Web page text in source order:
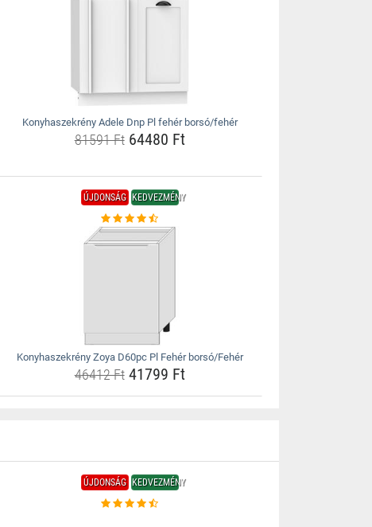
Konyhaszekrény Adele Dnp Pl fehér borsó/fehér
81591 Ft64480 Ft
ÚJDONSÁG KEDVEZMÉNY
Konyhaszekrény Zoya D60pc Pl Fehér borsó/Fehér
46412 Ft41799 Ft
ÚJDONSÁG KEDVEZMÉNY